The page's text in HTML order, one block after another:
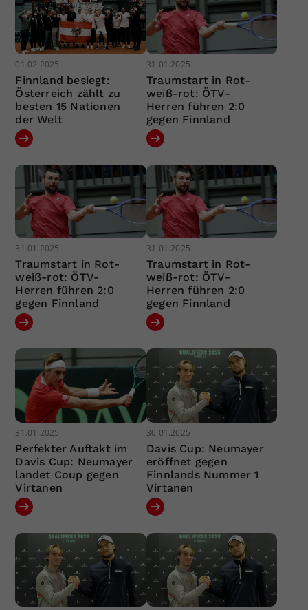
01.02.2025
Finnland besiegt:
Österreich zählt zu
besten 15 Nationen
der Welt
31.01.2025
Traumstart in Rot-
weiß-rot: ÖTV-
Herren führen 2:0
gegen Finnland
31.01.2025
Traumstart in Rot-
weiß-rot: ÖTV-
Herren führen 2:0
gegen Finnland
31.01.2025
Traumstart in Rot-
weiß-rot: ÖTV-
Herren führen 2:0
gegen Finnland
31.01.2025
Perfekter Auftakt im
Davis Cup: Neumayer
landet Coup gegen
Virtanen
30.01.2025
Davis Cup: Neumayer
eröffnet gegen
Finnlands Nummer 1
Virtanen